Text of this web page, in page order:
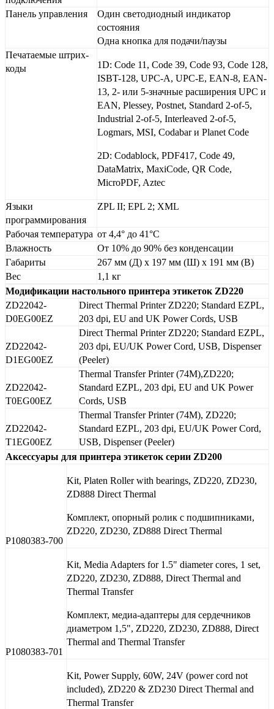
Панель управления
Один светодиодный индикатор
состояния
Одна кнопка для подачи/паузы
Печатаемые штрих-
коды
1D: Code 11, Code 39, Code 93, Code 128,
ISBT-128, UPC-A, UPC-E, EAN-8, EAN-
13, 2- или 5-значные расширения UPC и
EAN, Plessey, Postnet, Standard 2-of-5,
Industrial 2-of-5, Interleaved 2-of-5,
Logmars, MSI, Codabar и Planet Code
2D: Codablock, PDF417, Code 49,
DataMatrix, MaxiCode, QR Code,
MicroPDF, Aztec
Языки
программирования
ZPL II; EPL 2; XML
Рабочая температура от 4,4° до 41°C
Влажность
От 10% до 90% без конденсации
Габариты
267 мм (Д) x 197 мм (Ш) x 191 мм (В)
Вес
1,1 кг
Модификации настольного принтера этикеток ZD220
ZD22042-
D0EG00EZ
Direct Thermal Printer ZD220; Standard EZPL,
203 dpi, EU and UK Power Cords, USB
ZD22042-
D1EG00EZ
Direct Thermal Printer ZD220; Standard EZPL,
203 dpi, EU/UK Power Cord, USB, Dispenser
(Peeler)
ZD22042-
T0EG00EZ
Thermal Transfer Printer (74M),ZD220;
Standard EZPL, 203 dpi, EU and UK Power
Cords, USB
ZD22042-
T1EG00EZ
Thermal Transfer Printer (74M), ZD220;
Standard EZPL, 203 dpi, EU/UK Power Cord,
USB, Dispenser (Peeler)
Аксессуары для принтера этикеток серии ZD200
P1080383-700
Kit, Platen Roller with bearings, ZD220, ZD230,
ZD888 Direct Thermal
Комплект, опорный ролик с подшипниками,
ZD220, ZD230, ZD888 Direct Thermal
P1080383-701
Kit, Media Adapters for 1.5" diameter cores, 1 set,
ZD220, ZD230, ZD888, Direct Thermal and
Thermal Transfer
Комплект, медиа-адаптеры для сердечников
диаметром 1,5", ZD220, ZD230, ZD888, Direct
Thermal and Thermal Transfer
Kit, Power Supply, 60W, 24V (power cord not
included), ZD220 & ZD230 Direct Thermal and
Thermal Transfer